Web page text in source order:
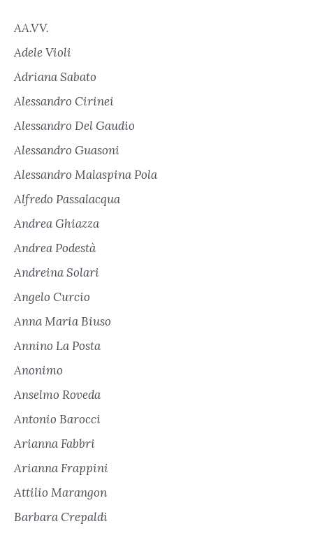
AA.VV.
Adele Violi
Adriana Sabato
Alessandro Cirinei
Alessandro Del Gaudio
Alessandro Guasoni
Alessandro Malaspina Pola
Alfredo Passalacqua
Andrea Ghiazza
Andrea Podestà
Andreina Solari
Angelo Curcio
Anna Maria Biuso
Annino La Posta
Anonimo
Anselmo Roveda
Antonio Barocci
Arianna Fabbri
Arianna Frappini
Attilio Marangon
Barbara Crepaldi